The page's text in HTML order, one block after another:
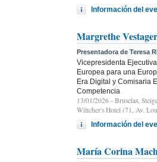
Información del
Margrethe Vestager
Presentadora de Teresa
Vicepresidenta
Europea para una
Era Digital y Comisaria
Competencia
13/01/2026 - Bruselas,
Wiltcher's Hotel (71, Av.
Información del
María Corina